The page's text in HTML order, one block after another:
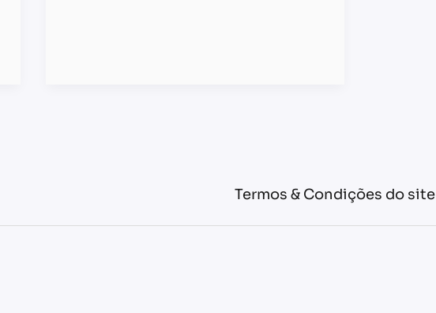
Termos & Condições do site